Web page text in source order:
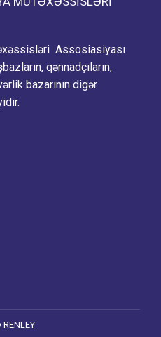
Assosiasiyası
qənnadçıların,
bazarının digər
RENLEY